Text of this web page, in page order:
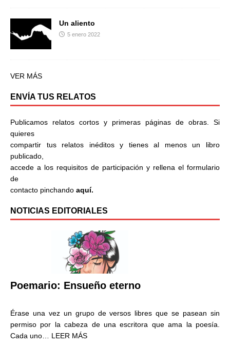
Un aliento
5 enero 2022
VER MÁS
ENVÍA TUS RELATOS
Publicamos relatos cortos y primeras páginas de obras. Si
quieres
compartir tus relatos inéditos y tienes al menos un libro
publicado,
accede a los requisitos de participación y rellena el formulario
de
contacto pinchando aquí.
NOTICIAS EDITORIALES
Poemario: Ensueño eterno
Érase una vez un grupo de versos libres que se pasean sin
permiso por la cabeza de una escritora que ama la poesía.
Cada uno… LEER MÁS